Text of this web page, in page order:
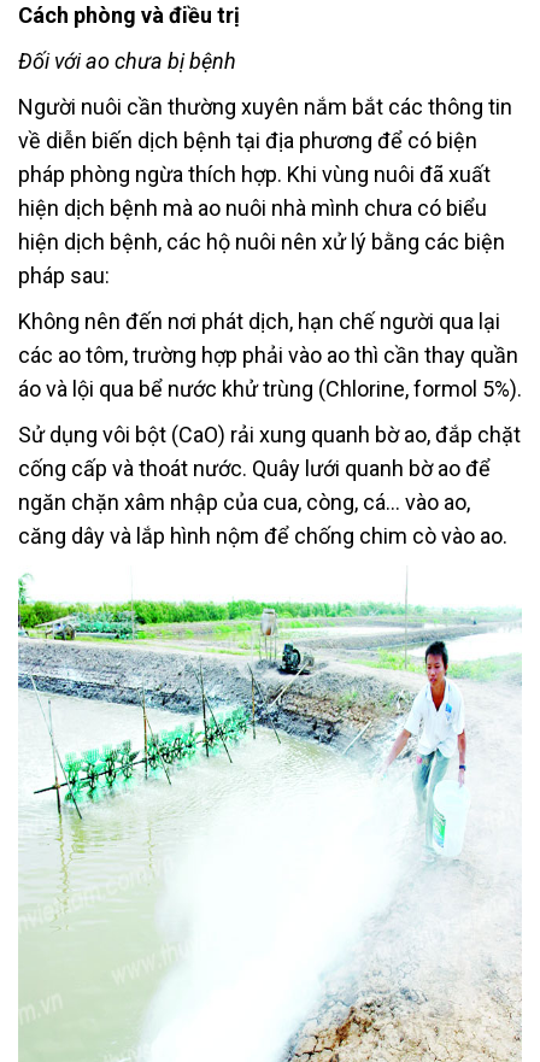
Cách phòng và điều trị
Đối với ao chưa bị bệnh
Người nuôi cần thường xuyên nắm bắt các thông tin
về diễn biến dịch bệnh tại địa phương để có biện
pháp phòng ngừa thích hợp. Khi vùng nuôi đã xuất
hiện dịch bệnh mà ao nuôi nhà mình chưa có biểu
hiện dịch bệnh, các hộ nuôi nên xử lý bằng các biện
pháp sau:
Không nên đến nơi phát dịch, hạn chế người qua lại
các ao tôm, trường hợp phải vào ao thì cần thay quần
áo và lội qua bể nước khử trùng (Chlorine, formol 5%).
Sử dụng vôi bột (CaO) rải xung quanh bờ ao, đắp chặt
cống cấp và thoát nước. Quây lưới quanh bờ ao để
ngăn chặn xâm nhập của cua, còng, cá… vào ao,
căng dây và lắp hình nộm để chống chim cò vào ao.